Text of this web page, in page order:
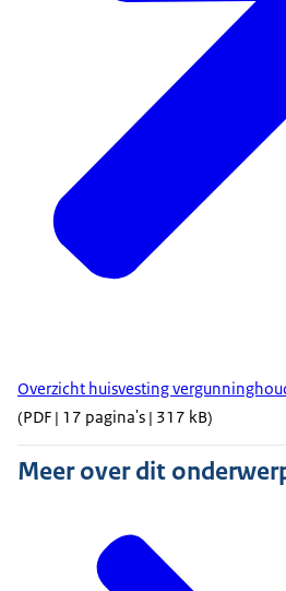
Overzicht huisvesting
(PDF | 17 pagina's | 317 kB)
Meer over dit